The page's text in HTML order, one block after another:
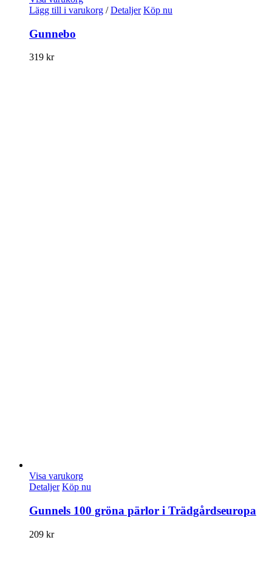
Lägg till i varukorg / Detaljer Köp nu
Gunnebo
319 kr
Visa varukorg
Detaljer Köp nu
Gunnels 100 gröna pärlor i Trädgårdseuropa
209 kr